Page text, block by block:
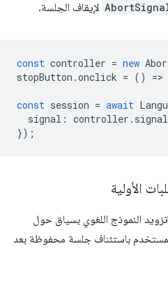
لإيقاف الجلسة.
const controller = new
stopButton.onclick = ()
const session = await
signal: controller.
النموذج اللغوي بسياق حول
باستئناف جلسة محفوظة بعد